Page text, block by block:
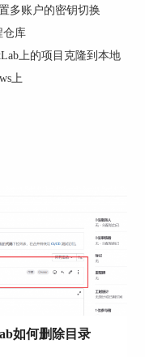
如25、465、
时，需要检查防
行了拦截。
看系统提示，检
录失败等）被临
邮件无法发送，
重置密码即可。
多账户的密钥切换
仓库
上的项目克隆到本地
上
如何删除目录